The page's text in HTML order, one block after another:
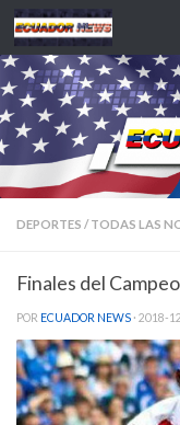
Saltar al contenido
DEPORTES / TODAS LAS
Finales del
POR ECUADOR NEWS · 2018-